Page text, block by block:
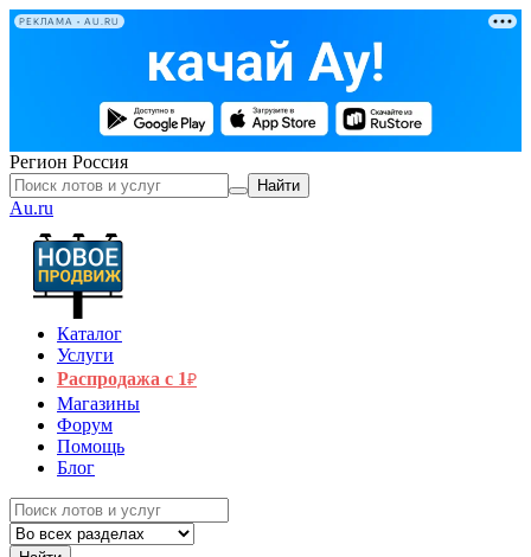
РЕКЛАМА • AU.RU
Регион Россия
Найти
Au.ru
Каталог
Услуги
Распродажа с 1₽
Магазины
Форум
Помощь
Блог